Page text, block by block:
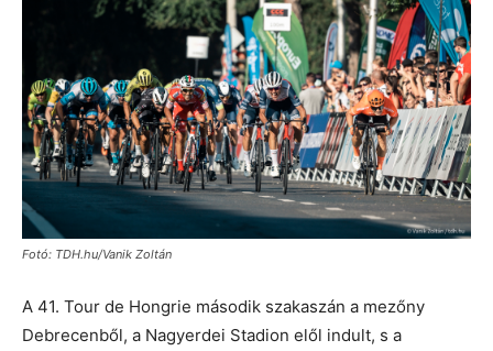
Fotó: TDH.hu/Vanik Zoltán
A 41. Tour de Hongrie második szakaszán a mezőny
Debrecenből, a Nagyerdei Stadion elől indult, s a